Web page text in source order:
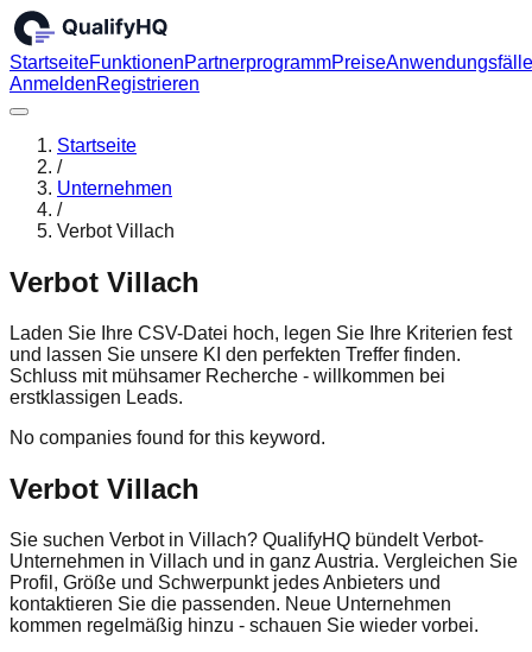
StartseiteFunktionenPartnerprogrammPreiseAnwendungsfälle
AnmeldenRegistrieren
Startseite
/
Unternehmen
/
Verbot Villach
Verbot Villach
Laden Sie Ihre CSV-Datei hoch, legen Sie Ihre Kriterien fest
und lassen Sie unsere KI den perfekten Treffer finden.
Schluss mit mühsamer Recherche - willkommen bei
erstklassigen Leads.
No companies found for this keyword.
Verbot Villach
Sie suchen Verbot in Villach? QualifyHQ bündelt Verbot-
Unternehmen in Villach und in ganz Austria. Vergleichen Sie
Profil, Größe und Schwerpunkt jedes Anbieters und
kontaktieren Sie die passenden. Neue Unternehmen
kommen regelmäßig hinzu - schauen Sie wieder vorbei.